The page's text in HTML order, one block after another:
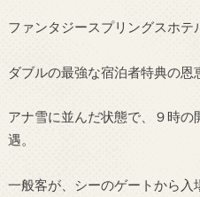
ファンタジースプリングスホテ
ダブルの最強な宿泊者特典の恩
アナ雪に並んだ状態で、９時
遇。
一般客が、シーのゲートから入